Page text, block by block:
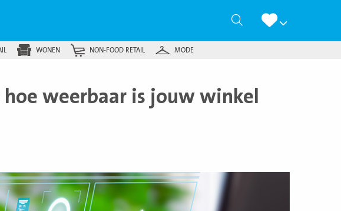
Zoeken
WONEN NON-FOOD RETAIL MODE
weerbaar is jouw winkel